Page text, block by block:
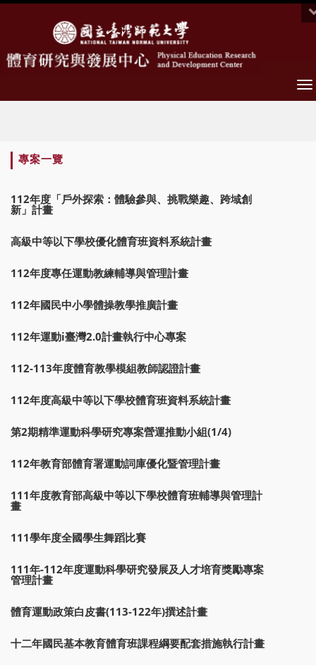
專案一覽
112年度「戶外探索：體驗參與、挑戰樂趣、跨域創
新」計畫
高級中等以下學校優化體育班資料系統計畫
112年度專任運動教練輔導與管理計畫
112年國民中小學體操教學推廣計畫
112年運動i臺灣2.0計畫執行中心專案
112-113年度體育教學模組教師認證計畫
112年度高級中等以下學校體育班資料系統計畫
第2期精準運動科學研究專案營運推動小組(1/4)
112年教育部體育署運動詞庫優化暨管理計畫
111年度教育部高級中等以下學校體育班輔導與管理計
畫
111學年度全國學生舞蹈比賽
111年-112年度運動科學研究發展及人才培育獎勵專案
管理計畫
體育運動政策白皮書(113-122年)撰述計畫
十二年國民基本教育體育班課程綱要配套措施執行計畫